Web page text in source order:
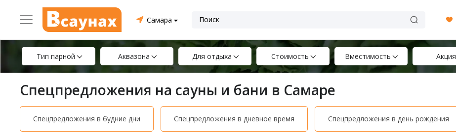
Самара
Тип парной Аквазона Для отдыха Стоимость Вместимость Акция
Спецпредложения на сауны и бани в Самаре
Спецпредложения в будние дни Спецпредложения в дневное время Спецпредложения в день рождения